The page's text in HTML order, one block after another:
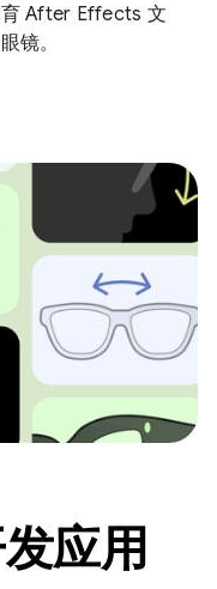
After Effects 文
镜。
应用